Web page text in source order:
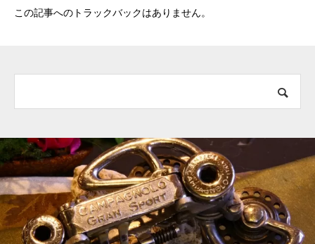
この記事へのトラックバックはありません。